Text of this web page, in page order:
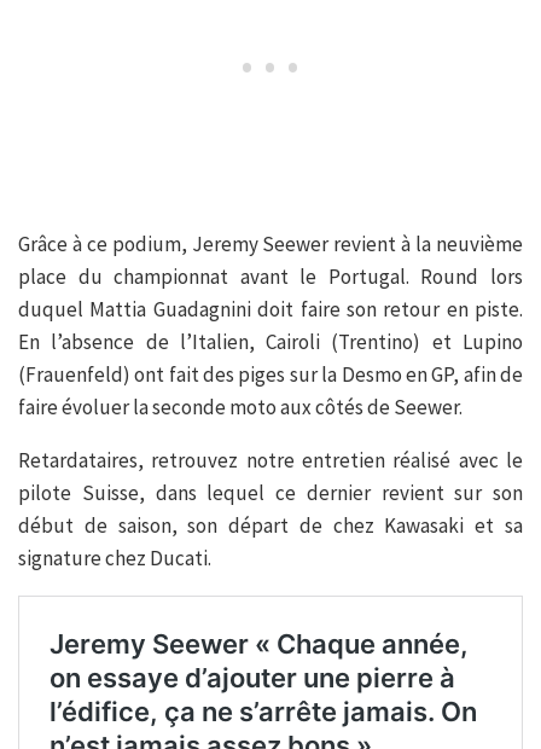
Grâce à ce podium, Jeremy Seewer revient à la neuvième
place du championnat avant le Portugal. Round lors
duquel Mattia Guadagnini doit faire son retour en piste.
En l’absence de l’Italien, Cairoli (Trentino) et Lupino
(Frauenfeld) ont fait des piges sur la Desmo en GP, afin de
faire évoluer la seconde moto aux côtés de Seewer.
Retardataires, retrouvez notre entretien réalisé avec le
pilote Suisse, dans lequel ce dernier revient sur son
début de saison, son départ de chez Kawasaki et sa
signature chez Ducati.